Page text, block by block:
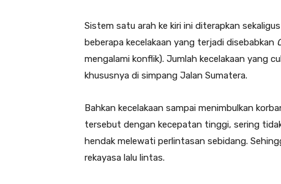
Sistem satu arah ke kiri ini diterapkan
beberapa kecelakaan yang terjadi disebabkan
mengalami konflik). Jumlah kecelakaan yang
khususnya di simpang Jalan Sumatera.
Bahkan kecelakaan sampai menimbulkan
tersebut dengan kecepatan tinggi, sering
hendak melewati perlintasan sebidang.
rekayasa lalu lintas.